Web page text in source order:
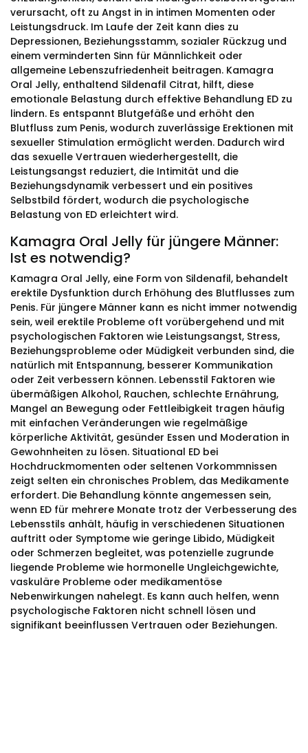
verursacht, oft zu Angst in in intimen Momenten oder
Leistungsdruck. Im Laufe der Zeit kann dies zu
Depressionen, Beziehungsstamm, sozialer Rückzug und
einem verminderten Sinn für Männlichkeit oder
allgemeine Lebenszufriedenheit beitragen. Kamagra
Oral Jelly, enthaltend Sildenafil Citrat, hilft, diese
emotionale Belastung durch effektive Behandlung ED zu
lindern. Es entspannt Blutgefäße und erhöht den
Blutfluss zum Penis, wodurch zuverlässige Erektionen mit
sexueller Stimulation ermöglicht werden. Dadurch wird
das sexuelle Vertrauen wiederhergestellt, die
Leistungsangst reduziert, die Intimität und die
Beziehungsdynamik verbessert und ein positives
Selbstbild fördert, wodurch die psychologische
Belastung von ED erleichtert wird.
Kamagra Oral Jelly für jüngere Männer:
Ist es notwendig?
Kamagra Oral Jelly, eine Form von Sildenafil, behandelt
erektile Dysfunktion durch Erhöhung des Blutflusses zum
Penis. Für jüngere Männer kann es nicht immer notwendig
sein, weil erektile Probleme oft vorübergehend und mit
psychologischen Faktoren wie Leistungsangst, Stress,
Beziehungsprobleme oder Müdigkeit verbunden sind, die
natürlich mit Entspannung, besserer Kommunikation
oder Zeit verbessern können. Lebensstil Faktoren wie
übermäßigen Alkohol, Rauchen, schlechte Ernährung,
Mangel an Bewegung oder Fettleibigkeit tragen häufig
mit einfachen Veränderungen wie regelmäßige
körperliche Aktivität, gesünder Essen und Moderation in
Gewohnheiten zu lösen. Situational ED bei
Hochdruckmomenten oder seltenen Vorkommnissen
zeigt selten ein chronisches Problem, das Medikamente
erfordert. Die Behandlung könnte angemessen sein,
wenn ED für mehrere Monate trotz der Verbesserung des
Lebensstils anhält, häufig in verschiedenen Situationen
auftritt oder Symptome wie geringe Libido, Müdigkeit
oder Schmerzen begleitet, was potenzielle zugrunde
liegende Probleme wie hormonelle Ungleichgewichte,
vaskuläre Probleme oder medikamentöse
Nebenwirkungen nahelegt. Es kann auch helfen, wenn
psychologische Faktoren nicht schnell lösen und
signifikant beeinflussen Vertrauen oder Beziehungen.